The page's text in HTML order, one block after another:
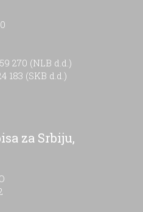
270 (NLB d.d.)
183 (SKB d.d.)
za Srbiju,